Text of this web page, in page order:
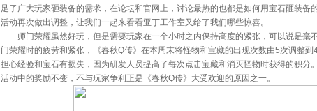
足了广大玩家砸装备的需求，在论坛和官网上，讨论最热的也都是如何用宝石砸装备
活动再次做出调整，让我们一起来看看亚丁工作室又给了我们哪些惊喜。
师门荣耀虽然好玩，但是需要玩家在一个小时之内保持高度的紧张，可以说是毫
门荣耀时的疲劳和紧张，《春秋Q传》在本周末将怪物和宝藏的出现次数由5次调整到
担心经验和宝石有损失，因为研发人员提高了每次点击宝藏和消灭怪物时获得的积分
活动中的奖励不变，不与玩家争利正是《春秋Q传》大受欢迎的原因之一。